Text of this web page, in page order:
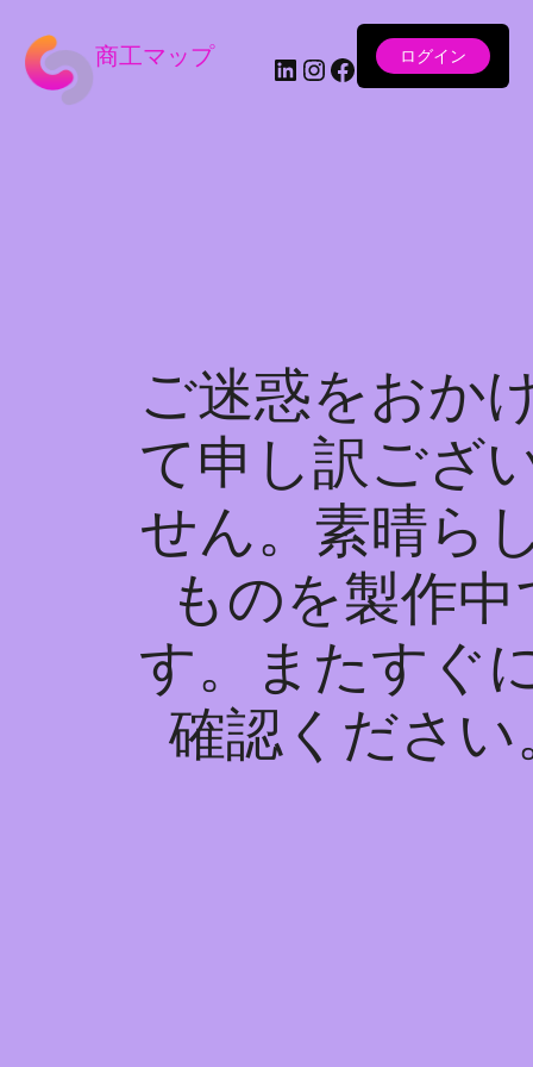
商工マップ LinkedIn Instagram Facebook ログイン
ご迷惑をおか
て申し訳ござ
せん。素晴ら
ものを製作中
す。またすぐ
確認ください